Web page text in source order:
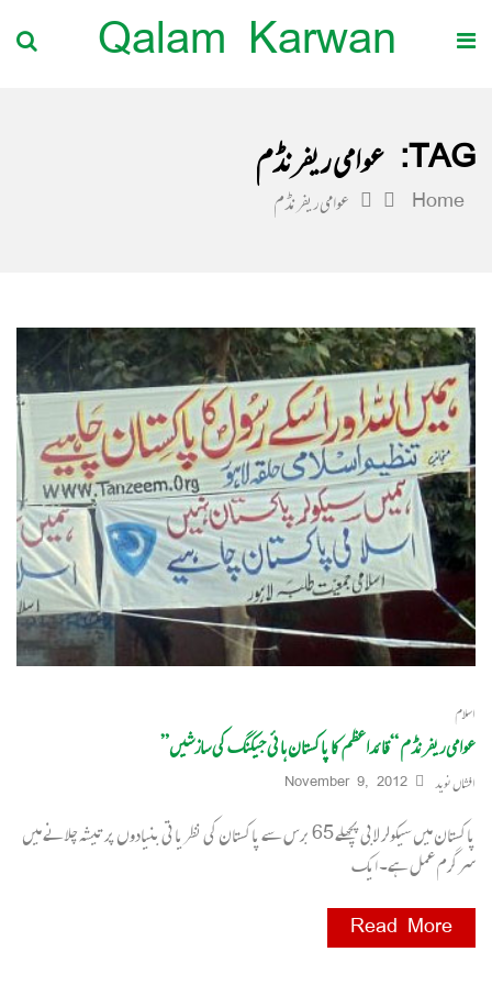
Qalam Karwan
TAG: عوامی ریفرنڈم
Home عوامی ریفرنڈم
اسلام
عوامی ریفرنڈم “قائداعظم کا پاکستان ہائی جیکنگ کی سازشیں”
افشاں نوید November 9, 2012
پاکستان میں سیکولر لابی پچھلے 65 برس سے پاکستان کی نظریاتی بنیادوں پر تیشہ چلانے میں
سرگرم عمل ہے۔ ایک
Read More